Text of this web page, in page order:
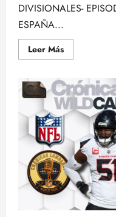
DIVISIONALES-
ESPAÑA...
Leer MásLeer
más
TOMLIN
Y
TODAS
LAS
PREVIAS
RONDA
DE
DE
LA
NFL,
Con
Rubén
Ibeas